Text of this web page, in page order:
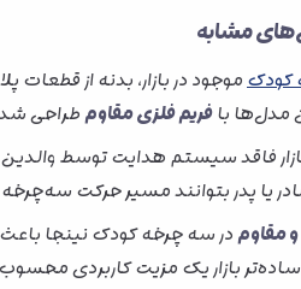
مشابه
کودکموجود در بازار، بدنه از
مدل‌ها بافریم فلزی مقاومطراحی
فاقد سیستم هدایت توسط
یا پدر بتوانند مسیر حرکت
در سه چرخه کودک نینجا
بازار یک مزیت کاربردی